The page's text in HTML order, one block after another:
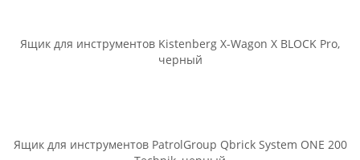
Ящик для инструментов Kistenberg X-Wagon X BLOCK Pro,
черный
Ящик для инструментов PatrolGroup Qbrick System ONE 200